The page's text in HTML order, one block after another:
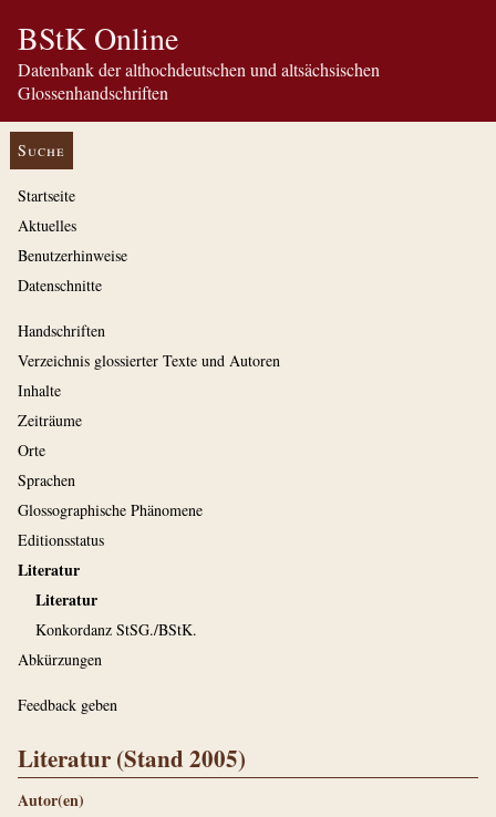
BStK Online
Datenbank der althochdeutschen und altsächsischen
Glossenhandschriften
Suche
Startseite
Aktuelles
Benutzerhinweise
Datenschnitte
Handschriften
Verzeichnis glossierter Texte und Autoren
Inhalte
Zeiträume
Orte
Sprachen
Glossographische Phänomene
Editionsstatus
Literatur
Literatur
Konkordanz StSG./BStK.
Abkürzungen
Feedback geben
Literatur (Stand 2005)
Autor(en)